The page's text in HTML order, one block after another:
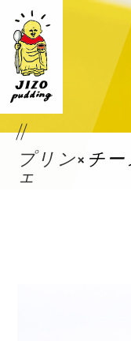
プリン×チ
ェ